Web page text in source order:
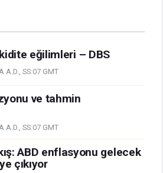
eğilimleri – DBS
A.D., SS:07 GMT
ve tahmin
A.D., SS:07 GMT
ABD enflasyonu gelecek
çıkıyor